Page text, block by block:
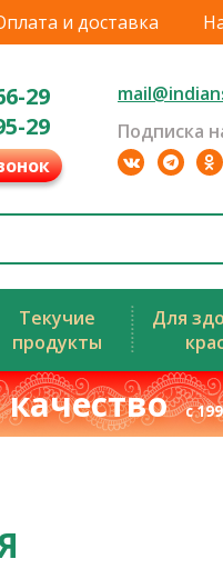
и доставка
29
29
Подписка
Текучие
продукты
Для
качествос